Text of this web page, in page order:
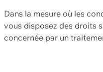
Dans la mesure où les
vous disposez des droits
concernée par un